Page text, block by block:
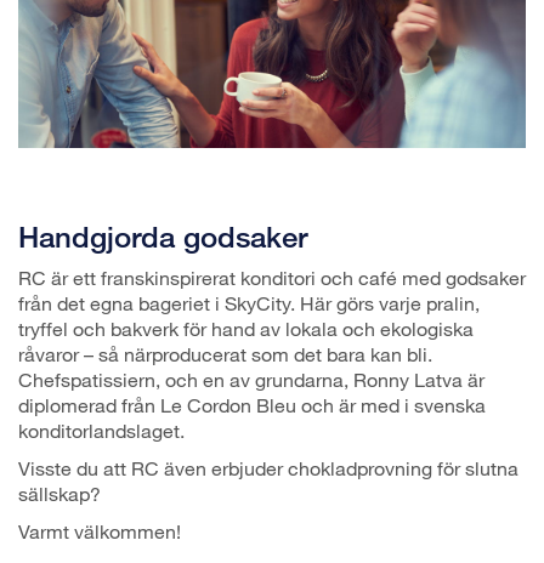
Handgjorda godsaker
RC är ett franskinspirerat konditori och café med godsaker
från det egna bageriet i SkyCity. Här görs varje pralin,
tryffel och bakverk för hand av lokala och ekologiska
råvaror – så närproducerat som det bara kan bli.
Chefspatissiern, och en av grundarna, Ronny Latva är
diplomerad från Le Cordon Bleu och är med i svenska
konditorlandslaget.
Visste du att RC även erbjuder chokladprovning för slutna
sällskap?
Varmt välkommen!